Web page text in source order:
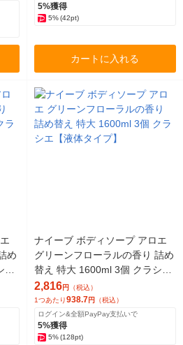
5%獲得
5% (42pt)
カートに入れる
め
ナイーブ ボディソープ アロエ
グリーンフローラルの香り 詰め
替え 特大 1600ml 3個 クラシエ
【液体タイプ】
2,816円 （税込）
1つあたり938.7 円 （税込）
ログイン&全額PayPay支払いで
5%獲得
5% (128pt)